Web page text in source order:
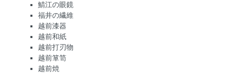
鯖江の眼鏡
福井の繊維
越前漆器
越前和紙
越前打刃物
越前箪笥
越前焼